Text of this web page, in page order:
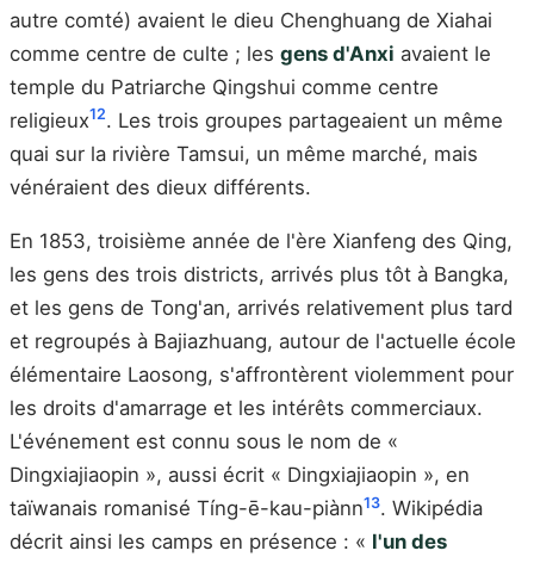
autre comté) avaient le dieu Chenghuang de Xiahai
comme centre de culte ; les gens d'Anxi avaient le
temple du Patriarche Qingshui comme centre
religieux12. Les trois groupes partageaient un même
quai sur la rivière Tamsui, un même marché, mais
vénéraient des dieux différents.
En 1853, troisième année de l'ère Xianfeng des Qing,
les gens des trois districts, arrivés plus tôt à Bangka,
et les gens de Tong'an, arrivés relativement plus tard
et regroupés à Bajiazhuang, autour de l'actuelle école
élémentaire Laosong, s'affrontèrent violemment pour
les droits d'amarrage et les intérêts commerciaux.
L'événement est connu sous le nom de «
Dingxiajiaopin », aussi écrit « Dingxiajiaopin », en
taïwanais romanisé Tíng-ē-kau-piànn13. Wikipédia
décrit ainsi les camps en présence : « l'un des